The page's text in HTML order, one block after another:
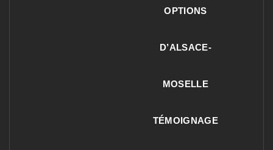
OPTIONS
D’ALSACE-
MOSELLE
TÉMOIGNAGE